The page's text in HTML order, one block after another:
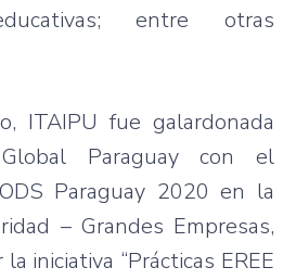
entre otras
ITAIPU fue galardonada
Paraguay con el
Paraguay 2020 en la
– Grandes Empresas,
iniciativa “Prácticas EREE